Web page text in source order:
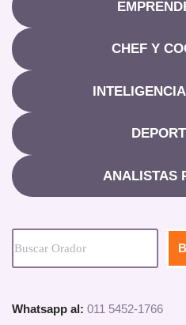
CHEF Y
ANALISTAS
Whatsapp al: 011 5452-1766